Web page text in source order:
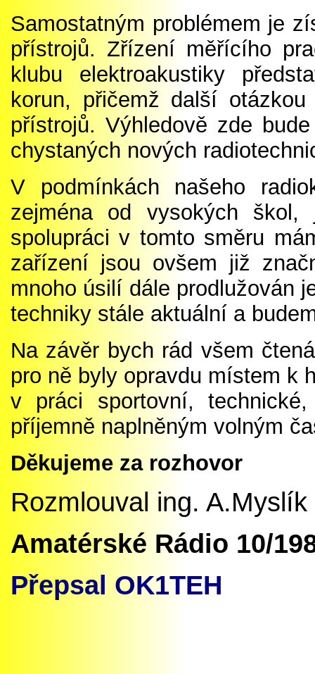
Samostatným problémem je
přístrojů. Zřízení měřícího
klubu elektroakustiky
korun, přičemž další
přístrojů. Výhledově zde
chystaných nových
V podmínkách našeho
zejména od vysokých škol,
spolupráciv tomto směru
zařízení jsou ovšem již
mnoho úsilí dále prodlužován
techniky stále aktuální a
Na závěr bych rád všem
pro ně byl y opravdu místem k
v práci sportovní,
příjemně naplněným volným
Děkujeme za rozhovor
Rozmlouval ing. A.Myslík
Amatérské Rádio 10/
Přepsal OK1TEH